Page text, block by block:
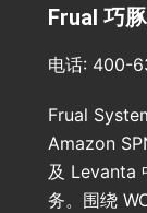
Frual 巧
电话: 400-
Frual
Amazon
及 Levanta
务。围绕